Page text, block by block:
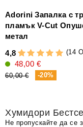
Аdorini Запалка с
пламък V-Cut
метал
4,8
(14
48,00 €
60,00 € -20%
Хумидори
Не пропускайте да се